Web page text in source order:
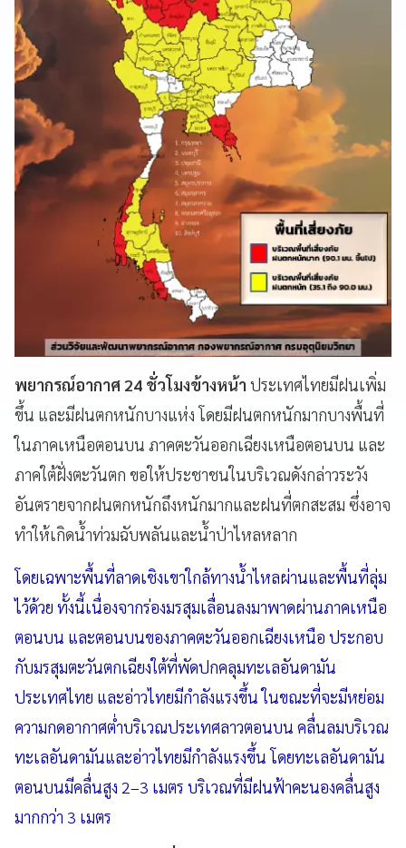
พยากรณ์อากาศ 24 ชั่วโมงข้างหน้า ประเทศไทยมีฝนเพิ่ม
ขึ้น และมีฝนตกหนักบางแห่ง โดยมีฝนตกหนักมากบางพื้นที่
ในภาคเหนือตอนบน ภาคตะวันออกเฉียงเหนือตอนบน และ
ภาคใต้ฝั่งตะวันตก ขอให้ประชาชนในบริเวณดังกล่าวระวัง
อันตรายจากฝนตกหนักถึงหนักมากและฝนที่ตกสะสม ซึ่งอาจ
ทำให้เกิดน้ำท่วมฉับพลันและน้ำป่าไหลหลาก
โดยเฉพาะพื้นที่ลาดเชิงเขาใกล้ทางน้ำไหลผ่านและพื้นที่ลุ่ม
ไว้ด้วย ทั้งนี้เนื่องจากร่องมรสุมเลื่อนลงมาพาดผ่านภาคเหนือ
ตอนบน และตอนบนของภาคตะวันออกเฉียงเหนือ ประกอบ
กับมรสุมตะวันตกเฉียงใต้ที่พัดปกคลุมทะเลอันดามัน
ประเทศไทย และอ่าวไทยมีกำลังแรงขึ้น ในขณะที่จะมีหย่อม
ความกดอากาศต่ำบริเวณประเทศลาวตอนบน คลื่นลมบริเวณ
ทะเลอันดามันและอ่าวไทยมีกำลังแรงขึ้น โดยทะเลอันดามัน
ตอนบนมีคลื่นสูง 2–3 เมตร บริเวณที่มีฝนฟ้าคะนองคลื่นสูง
มากกว่า 3 เมตร